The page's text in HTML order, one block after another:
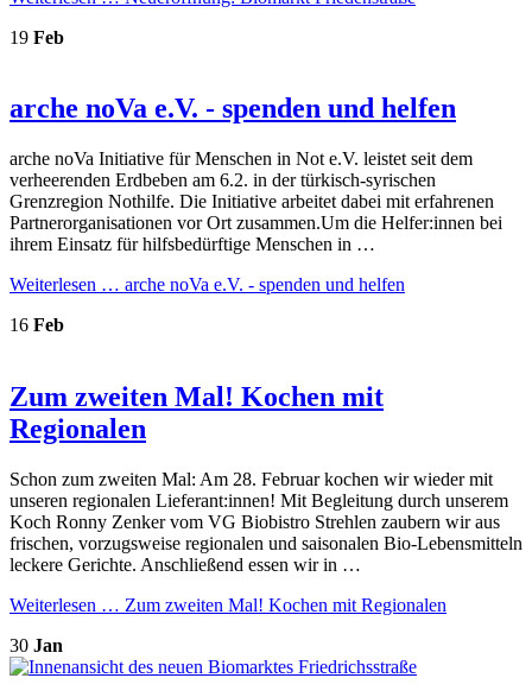
19 Feb
arche noVa e.V. - spenden und helfen
arche noVa Initiative für Menschen in Not e.V. leistet seit dem
verheerenden Erdbeben am 6.2. in der türkisch-syrischen
Grenzregion Nothilfe. Die Initiative arbeitet dabei mit erfahrenen
Partnerorganisationen vor Ort zusammen.Um die Helfer:innen bei
ihrem Einsatz für hilfsbedürftige Menschen in …
Weiterlesen … arche noVa e.V. - spenden und helfen
16 Feb
Zum zweiten Mal! Kochen mit
Regionalen
Schon zum zweiten Mal: Am 28. Februar kochen wir wieder mit
unseren regionalen Lieferant:innen! Mit Begleitung durch unserem
Koch Ronny Zenker vom VG Biobistro Strehlen zaubern wir aus
frischen, vorzugsweise regionalen und saisonalen Bio-Lebensmitteln
leckere Gerichte. Anschließend essen wir in …
Weiterlesen … Zum zweiten Mal! Kochen mit Regionalen
30 Jan